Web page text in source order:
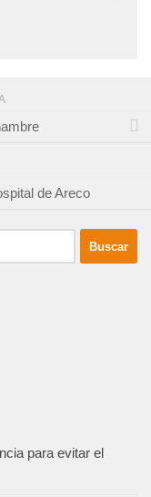
de Areco
para evitar el